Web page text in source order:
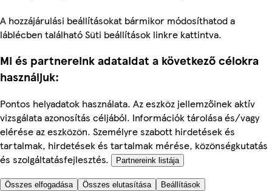
A hozzájárulási beállításokat bármikor módosíthatod a
láblécben található Süti beállítások linkre kattintva.
Mi és partnereink adataidat a következő célokra
használjuk:
Pontos helyadatok használata. Az eszköz jellemzőinek aktív
vizsgálata azonosítás céljából. Információk tárolása és/vagy
elérése az eszközön. Személyre szabott hirdetések és
tartalmak, hirdetések és tartalmak mérése, közönségkutatás
és szolgáltatásfejlesztés.
Partnereink listája
Összes elfogadása Összes elutasítása Beállítások